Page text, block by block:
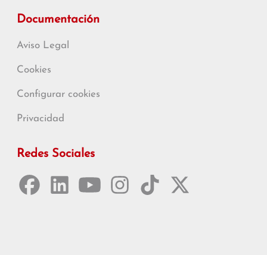
Documentación
Aviso Legal
Cookies
Configurar cookies
Privacidad
Redes Sociales